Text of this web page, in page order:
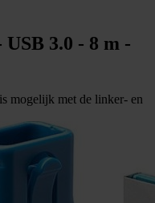
3.0 - 8 m -
mogelijk met de linker- en